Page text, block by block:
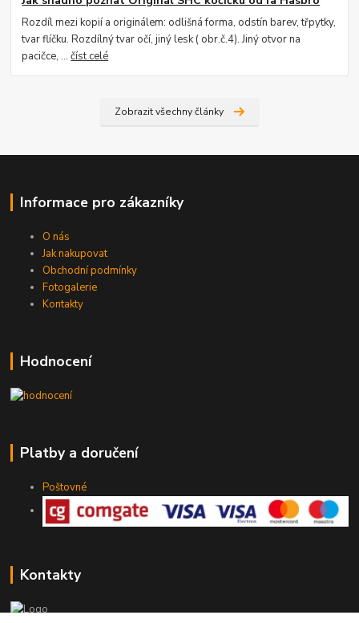
Rozdíl mezi kopií a originálem: odlišná forma, odstín barev, třpytky,
tvar flíčku. Rozdílný tvar očí, jiný lesk ( obr.č.4). Jiný otvor na
pacičce, ...číst celé
Zobrazit všechny články
Informace pro zákazníky
O nás
Jak nakupovat
Obchodní podmínky
Fotogalerie
Kontakty
Hodnocení
Platby a doručení
Poštovné
Kontakty